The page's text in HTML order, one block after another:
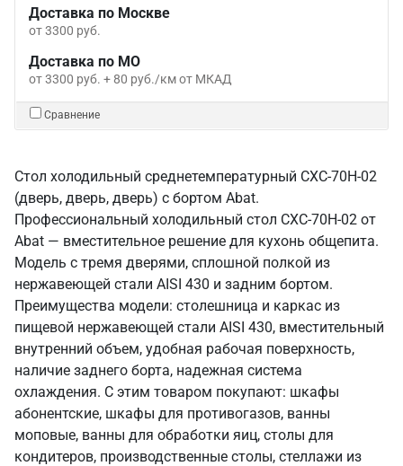
Доставка по Москве
от 3300 руб.
Доставка по МО
от 3300 руб. + 80 руб./км от МКАД
Сравнение
Стол холодильный среднетемпературный СХС-70Н-02
(дверь, дверь, дверь) с бортом Abat.
Профессиональный холодильный стол СХС-70Н-02 от
Abat — вместительное решение для кухонь общепита.
Модель с тремя дверями, сплошной полкой из
нержавеющей стали AISI 430 и задним бортом.
Преимущества модели: столешница и каркас из
пищевой нержавеющей стали AISI 430, вместительный
внутренний объем, удобная рабочая поверхность,
наличие заднего борта, надежная система
охлаждения. С этим товаром покупают: шкафы
абонентские, шкафы для противогазов, ванны
моповые, ванны для обработки яиц, столы для
кондитеров, производственные столы, стеллажи из